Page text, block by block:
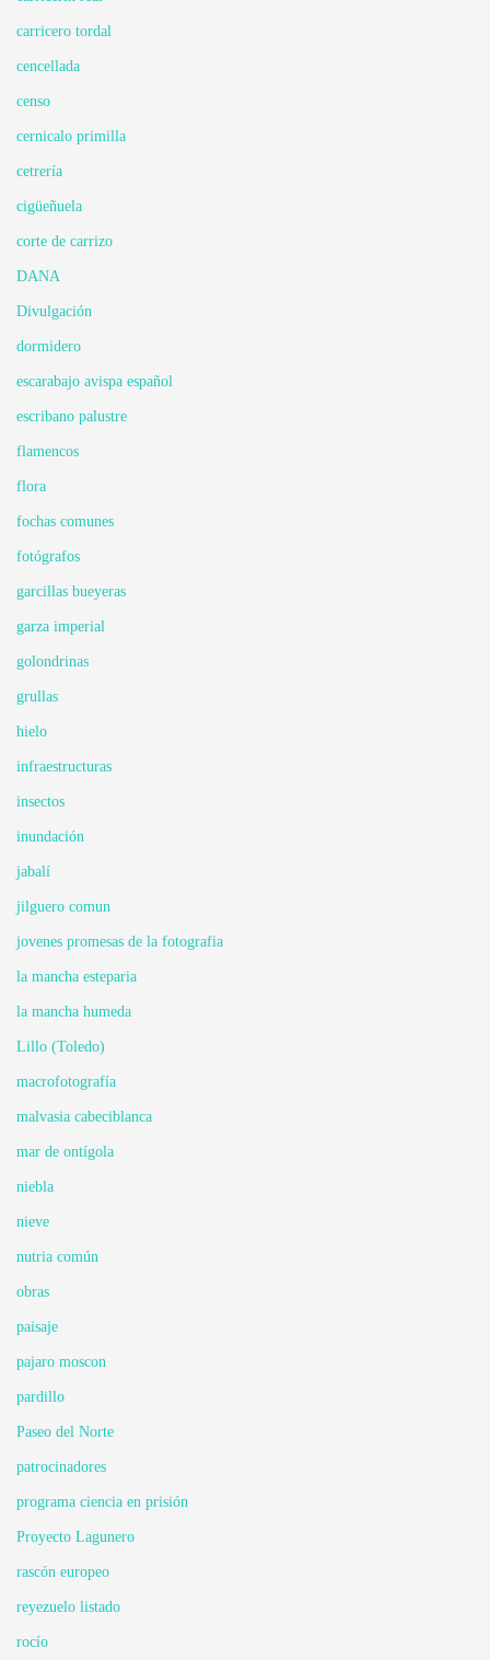
carricero tordal
cencellada
censo
cernicalo primilla
cetrería
cigüeñuela
corte de carrizo
DANA
Divulgación
dormidero
escarabajo avispa español
escribano palustre
flamencos
flora
fochas comunes
fotógrafos
garcillas bueyeras
garza imperial
golondrinas
grullas
hielo
infraestructuras
insectos
inundación
jabalí
jilguero comun
jovenes promesas de la fotografia
la mancha esteparia
la mancha humeda
Lillo (Toledo)
macrofotografía
malvasia cabeciblanca
mar de ontígola
niebla
nieve
nutria común
obras
paisaje
pajaro moscon
pardillo
Paseo del Norte
patrocinadores
programa ciencia en prisión
Proyecto Lagunero
rascón europeo
reyezuelo listado
rocío